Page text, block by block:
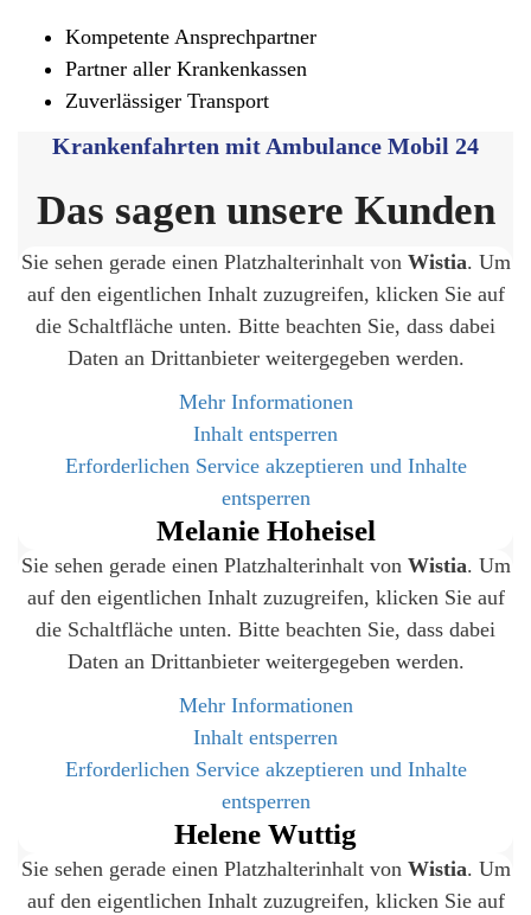
Kompetente Ansprechpartner
Partner aller Krankenkassen
Zuverlässiger Transport
Krankenfahrten mit Ambulance Mobil 24
Das sagen unsere Kunden
Sie sehen gerade einen Platzhalterinhalt von Wistia. Um
auf den eigentlichen Inhalt zuzugreifen, klicken Sie auf
die Schaltfläche unten. Bitte beachten Sie, dass dabei
Daten an Drittanbieter weitergegeben werden.
Mehr Informationen
Inhalt entsperren
Erforderlichen Service akzeptieren und Inhalte
entsperren
Melanie Hoheisel
Sie sehen gerade einen Platzhalterinhalt von Wistia. Um
auf den eigentlichen Inhalt zuzugreifen, klicken Sie auf
die Schaltfläche unten. Bitte beachten Sie, dass dabei
Daten an Drittanbieter weitergegeben werden.
Mehr Informationen
Inhalt entsperren
Erforderlichen Service akzeptieren und Inhalte
entsperren
Helene Wuttig
Sie sehen gerade einen Platzhalterinhalt von Wistia. Um
auf den eigentlichen Inhalt zuzugreifen, klicken Sie auf